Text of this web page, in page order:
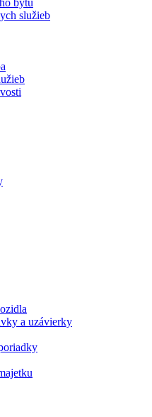
bytu
služieb
a uzávierky